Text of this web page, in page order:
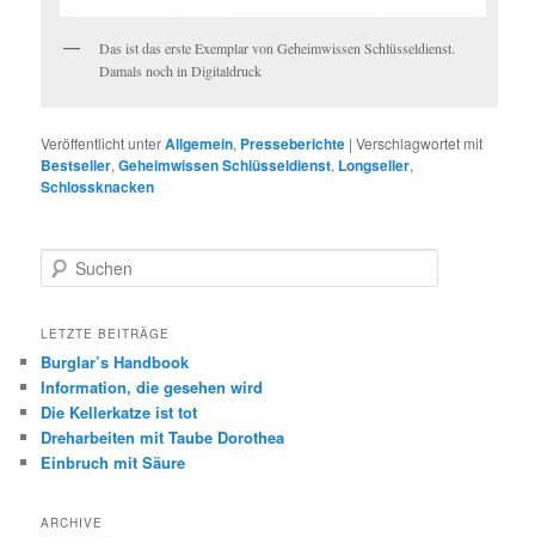
Das ist das erste Exemplar von Geheimwissen Schlüsseldienst.
Damals noch in Digitaldruck
Veröffentlicht unterAllgemein, Presseberichte |Verschlagwortet mit
Bestseller,Geheimwissen Schlüsseldienst, Longseller,
Schlossknacken
Suchen
LETZTE BEITRÄGE
Burglar’s Handbook
Information, die gesehen wird
Die Kellerkatze ist tot
Dreharbeiten mit Taube Dorothea
Einbruch mit Säure
ARCHIVE